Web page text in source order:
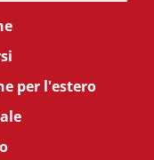
per l'estero